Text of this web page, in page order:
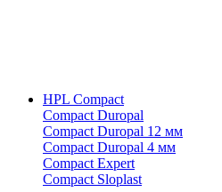
HPL Compact
Compact Duropal
Compact Duropal 12 мм
Compact Duropal 4 мм
Compact Expert
Compact Sloplast